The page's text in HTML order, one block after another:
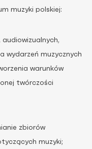
muzyki polskiej:
wydarzeń muzycznych
warunków
twórczości
zbiorów
muzyki;